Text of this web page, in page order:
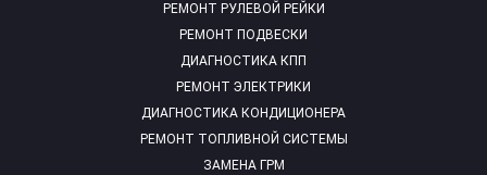
РЕМОНТ РУЛЕВОЙ РЕЙКИ
РЕМОНТ ПОДВЕСКИ
ДИАГНОСТИКА КПП
РЕМОНТ ЭЛЕКТРИКИ
ДИАГНОСТИКА КОНДИЦИОНЕРА
РЕМОНТ ТОПЛИВНОЙ СИСТЕМЫ
ЗАМЕНА ГРМ